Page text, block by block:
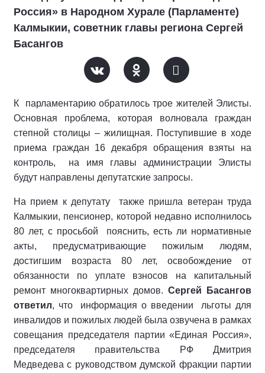
Россия» в Народном Хурале (Парламенте)
Калмыкии, советник главы региона Сергей
Басангов
К парламентарию обратилось трое жителей Элисты.
Основная проблема, которая волновала граждан
степной столицы – жилищная. Поступившие в ходе
приема граждан 16 декабря обращения взяты на
контроль, на имя главы администрации Элисты
будут направлены депутатские запросы.
На прием к депутату также пришла ветеран труда
Калмыкии, пенсионер, которой недавно исполнилось
80 лет, с просьбой пояснить, есть ли нормативные
акты, предусматривающие пожилым людям,
достигшим возраста 80 лет, освобождение от
обязанности по уплате взносов на капитальный
ремонт многоквартирных домов. Сергей Басангов
ответил, что информация о введении льготы для
инвалидов и пожилых людей была озвучена в рамках
совещания председателя партии «Единая Россия»,
председателя правительства РФ Дмитрия
Медведева с руководством думской фракции партии